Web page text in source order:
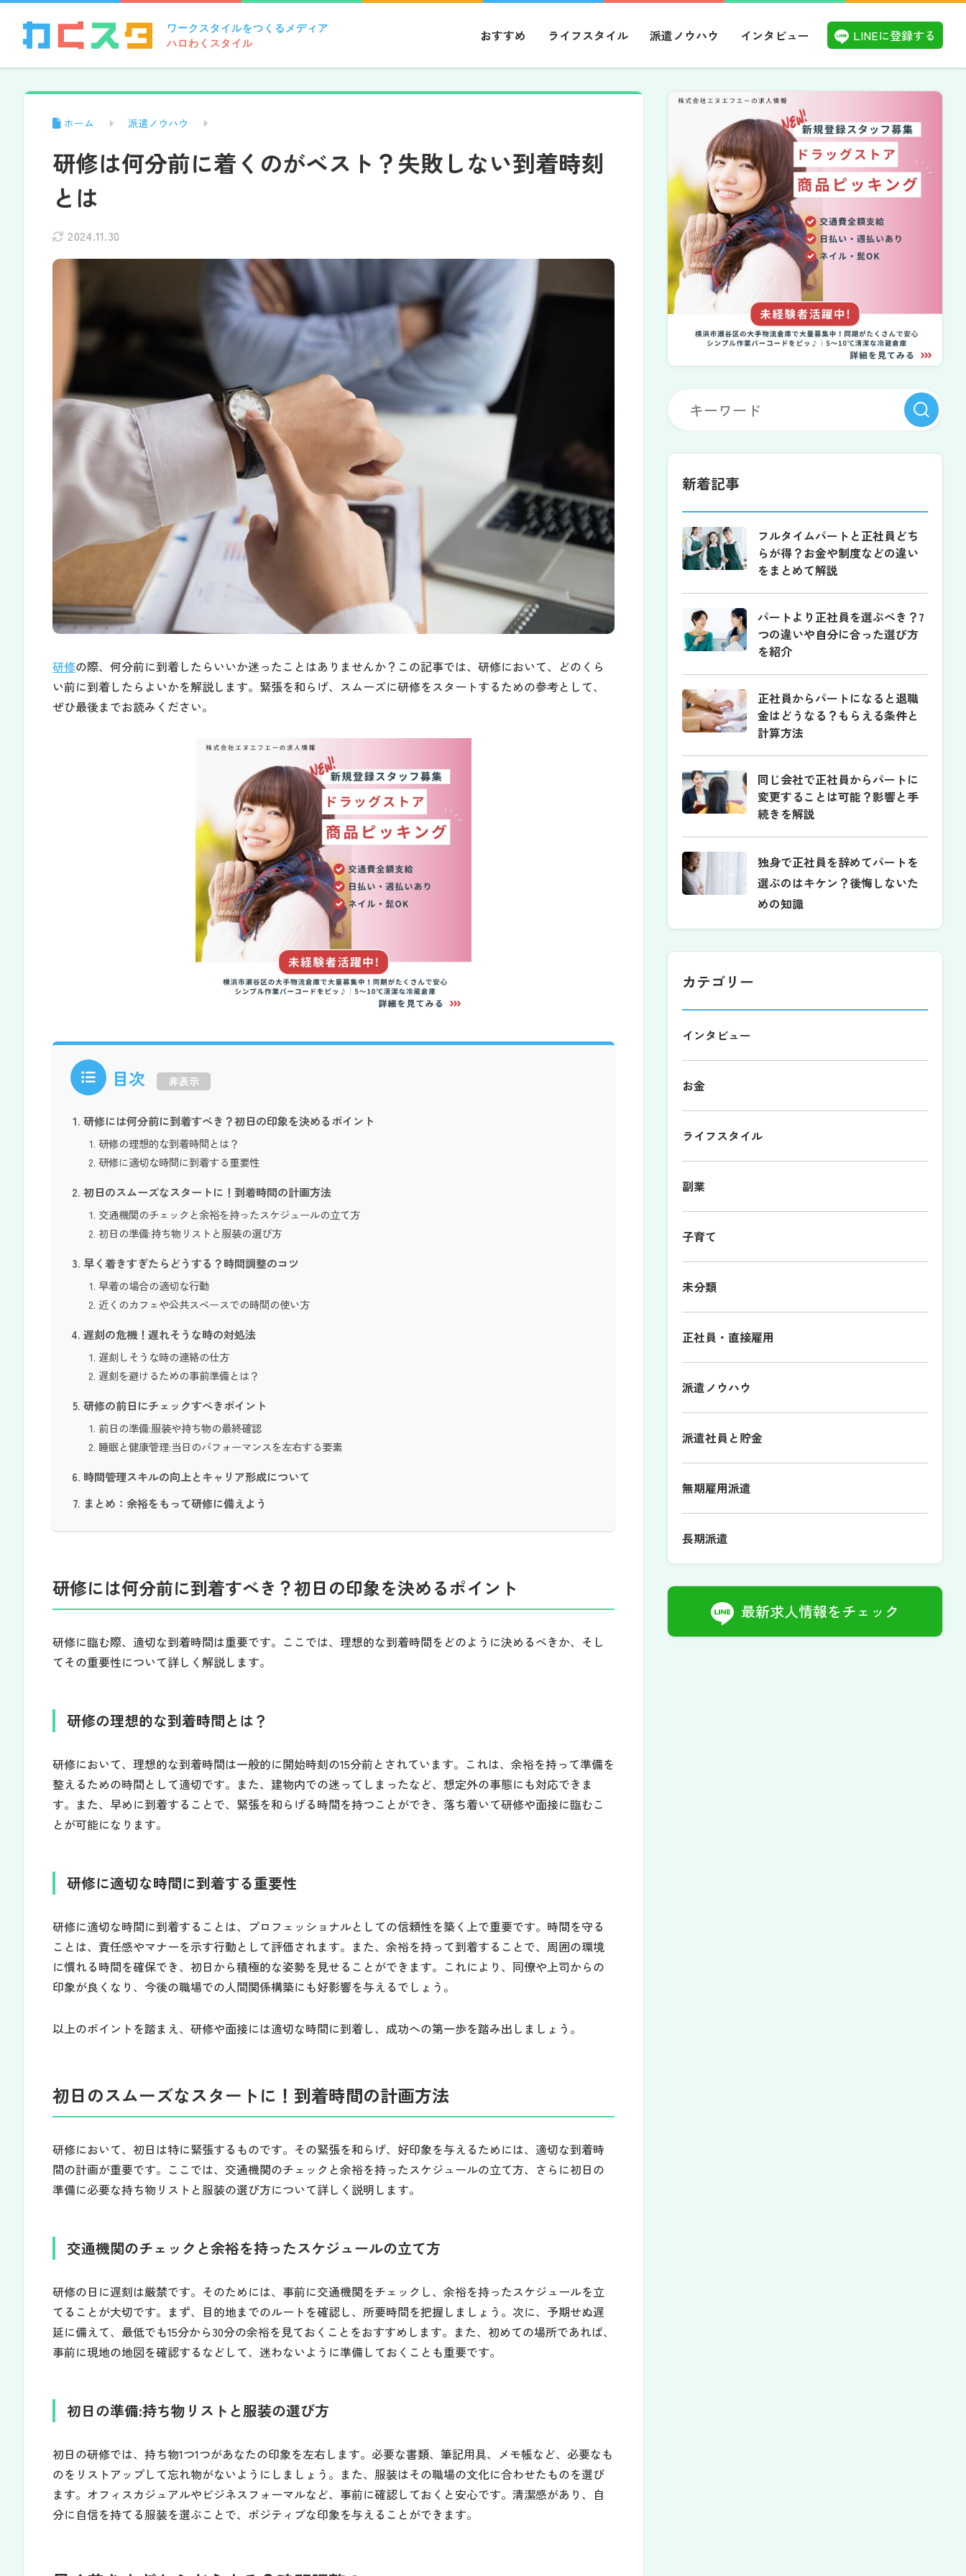
ワークスタイルをつくるメディア
ハロわくスタイル
おすすめ ライフスタイル 派遣ノウハウ インタビュー LINEに登録する
ホーム 派遣ノウハウ
研修は何分前に着くのがベスト？失敗しない到着時刻
とは
2024.11.30
研修の際、何分前に到着したらいいか迷ったことはありませんか？この記事では、研修において、どのくら
い前に到着したらよいかを解説します。緊張を和らげ、スムーズに研修をスタートするための参考として、
ぜひ最後までお読みください。
目次 非表示
研修には何分前に到着すべき？初日の印象を決めるポイント
研修の理想的な到着時間とは？
研修に適切な時間に到着する重要性
初日のスムーズなスタートに！到着時間の計画方法
交通機関のチェックと余裕を持ったスケジュールの立て方
初日の準備:持ち物リストと服装の選び方
早く着きすぎたらどうする？時間調整のコツ
早着の場合の適切な行動
近くのカフェや公共スペースでの時間の使い方
遅刻の危機！遅れそうな時の対処法
遅刻しそうな時の連絡の仕方
遅刻を避けるための事前準備とは？
研修の前日にチェックすべきポイント
前日の準備:服装や持ち物の最終確認
睡眠と健康管理:当日のパフォーマンスを左右する要素
時間管理スキルの向上とキャリア形成について
まとめ：余裕をもって研修に備えよう
研修には何分前に到着すべき？初日の印象を決めるポイント
研修に臨む際、適切な到着時間は重要です。ここでは、理想的な到着時間をどのように決めるべきか、そし
てその重要性について詳しく解説します。
研修の理想的な到着時間とは？
研修において、理想的な到着時間は一般的に開始時刻の15分前とされています。これは、余裕を持って準備を
整えるための時間として適切です。また、建物内での迷ってしまったなど、想定外の事態にも対応できま
す。また、早めに到着することで、緊張を和らげる時間を持つことができ、落ち着いて研修や面接に臨むこ
とが可能になります。
研修に適切な時間に到着する重要性
研修に適切な時間に到着することは、プロフェッショナルとしての信頼性を築く上で重要です。時間を守る
ことは、責任感やマナーを示す行動として評価されます。また、余裕を持って到着することで、周囲の環境
に慣れる時間を確保でき、初日から積極的な姿勢を見せることができます。これにより、同僚や上司からの
印象が良くなり、今後の職場での人間関係構築にも好影響を与えるでしょう。
以上のポイントを踏まえ、研修や面接には適切な時間に到着し、成功への第一歩を踏み出しましょう。
初日のスムーズなスタートに！到着時間の計画方法
研修において、初日は特に緊張するものです。その緊張を和らげ、好印象を与えるためには、適切な到着時
間の計画が重要です。ここでは、交通機関のチェックと余裕を持ったスケジュールの立て方、さらに初日の
準備に必要な持ち物リストと服装の選び方について詳しく説明します。
交通機関のチェックと余裕を持ったスケジュールの立て方
研修の日に遅刻は厳禁です。そのためには、事前に交通機関をチェックし、余裕を持ったスケジュールを立
てることが大切です。まず、目的地までのルートを確認し、所要時間を把握しましょう。次に、予期せぬ遅
延に備えて、最低でも15分から30分の余裕を見ておくことをおすすめします。また、初めての場所であれば、
事前に現地の地図を確認するなどして、迷わないように準備しておくことも重要です。
初日の準備:持ち物リストと服装の選び方
初日の研修では、持ち物1つ1つがあなたの印象を左右します。必要な書類、筆記用具、メモ帳など、必要なも
のをリストアップして忘れ物がないようにしましょう。また、服装はその職場の文化に合わせたものを選び
ます。オフィスカジュアルやビジネスフォーマルなど、事前に確認しておくと安心です。清潔感があり、自
分に自信を持てる服装を選ぶことで、ポジティブな印象を与えることができます。
新着記事
フルタイムパートと正社員どち
らが得？お金や制度などの違い
をまとめて解説
パートより正社員を選ぶべき？7
つの違いや自分に合った選び方
を紹介
正社員からパートになると退職
金はどうなる？もらえる条件と
計算方法
同じ会社で正社員からパートに
変更することは可能？影響と手
続きを解説
独身で正社員を辞めてパートを
選ぶのはキケン？後悔しないた
めの知識
カテゴリー
インタビュー
お金
ライフスタイル
副業
子育て
未分類
正社員・直接雇用
派遣ノウハウ
派遣社員と貯金
無期雇用派遣
長期派遣
最新求人情報をチェック